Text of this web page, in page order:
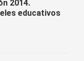
2014.
educativos